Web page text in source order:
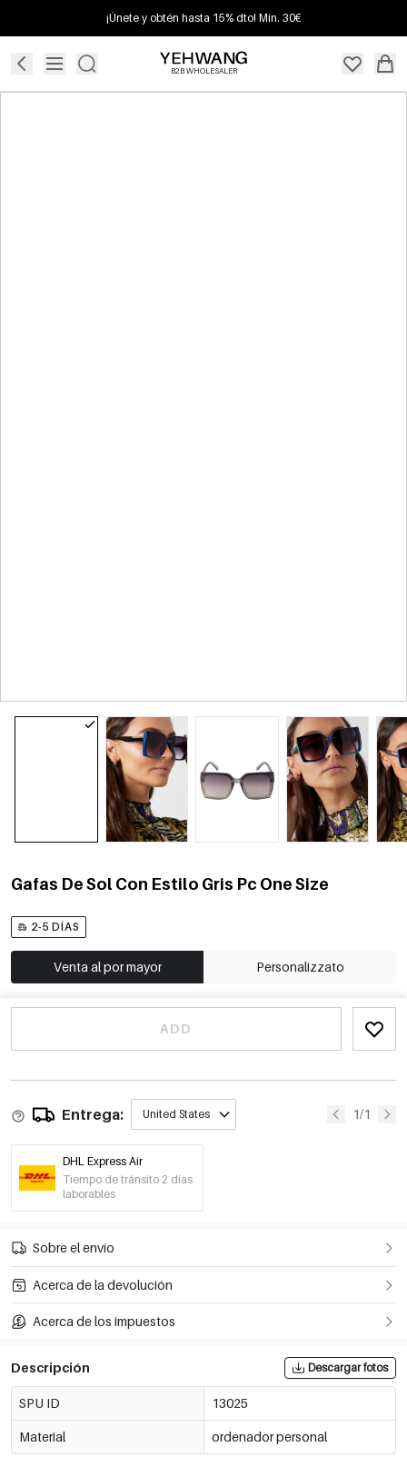
¡Únete y obtén hasta 15% dto! Mín. 30€
B2B WHOLESALER
Gafas De Sol Con Estilo Gris Pc One Size
2-5 DÍAS
Venta al por mayor Personalizzato
ADD
Entrega: United States 1/1
DHL Express Air
Tiempo de tránsito 2 días
laborables
Sobre el envío
Acerca de la devolución
Acerca de los impuestos
Descripción Descargar fotos
SPU ID 13025
Material ordenador personal